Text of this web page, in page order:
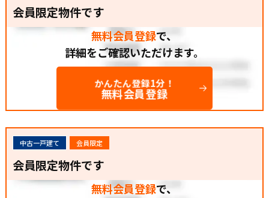
会員限定物件です
無料会員登録で、
詳細をご確認いただけます。
かんたん登録1分！
無料会員登録
中古一戸建て 会員限定
会員限定物件です
無料会員登録で、